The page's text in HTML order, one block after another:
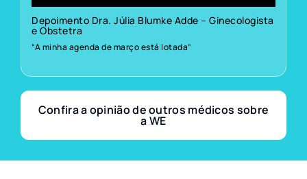
Depoimento Dra. Júlia Blumke Adde – Ginecologista
e Obstetra
“A minha agenda de março está lotada”
Confira a opinião de outros médicos sobre
a WE